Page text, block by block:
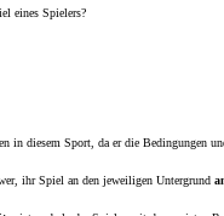
eines Spielers?
in diesem Sport, da er die Bedingungen
ihr Spiel an den jeweiligen Untergrund